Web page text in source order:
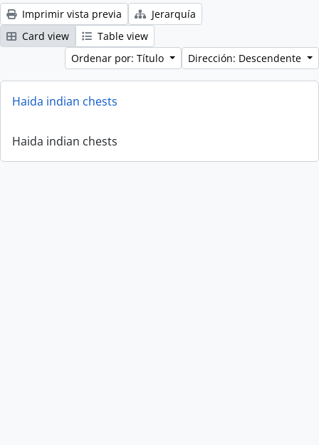
Imprimir vista previa
Jerarquía
Card view
Table view
Ordenar por: Título
Dirección: Descendente
Haida indian chests
Haida indian chests